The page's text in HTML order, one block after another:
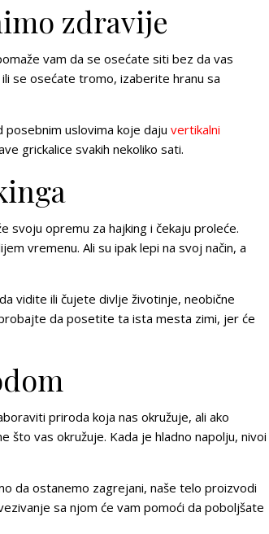
zdravije
vam da se osećate siti bez da vas
se osećate tromo, izaberite hranu sa
uslovima koje daju vertikalni
grickalice svakih nekoliko sati.
svoju opremu za hajking i čekaju proleće.
vremenu. Ali su ipak lepi na svoj način, a
da vidite ili čujete divlje životinje, neobične
da posetite ta ista mesta zimi, jer će
priroda koja nas okružuje, ali ako
vas okružuje. Kada je hladno napolju, nivoi
da ostanemo zagrejani, naše telo proizvodi
sa njom će vam pomoći da poboljšate